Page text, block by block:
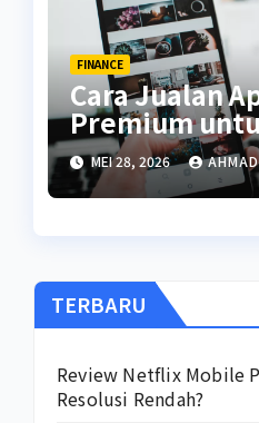
FINANCE
Cara Jualan
Premium
Kuliah
MEI 28, 2026 AHMAD
TERBARU
Review Netflix Mobile
Resolusi Rendah?